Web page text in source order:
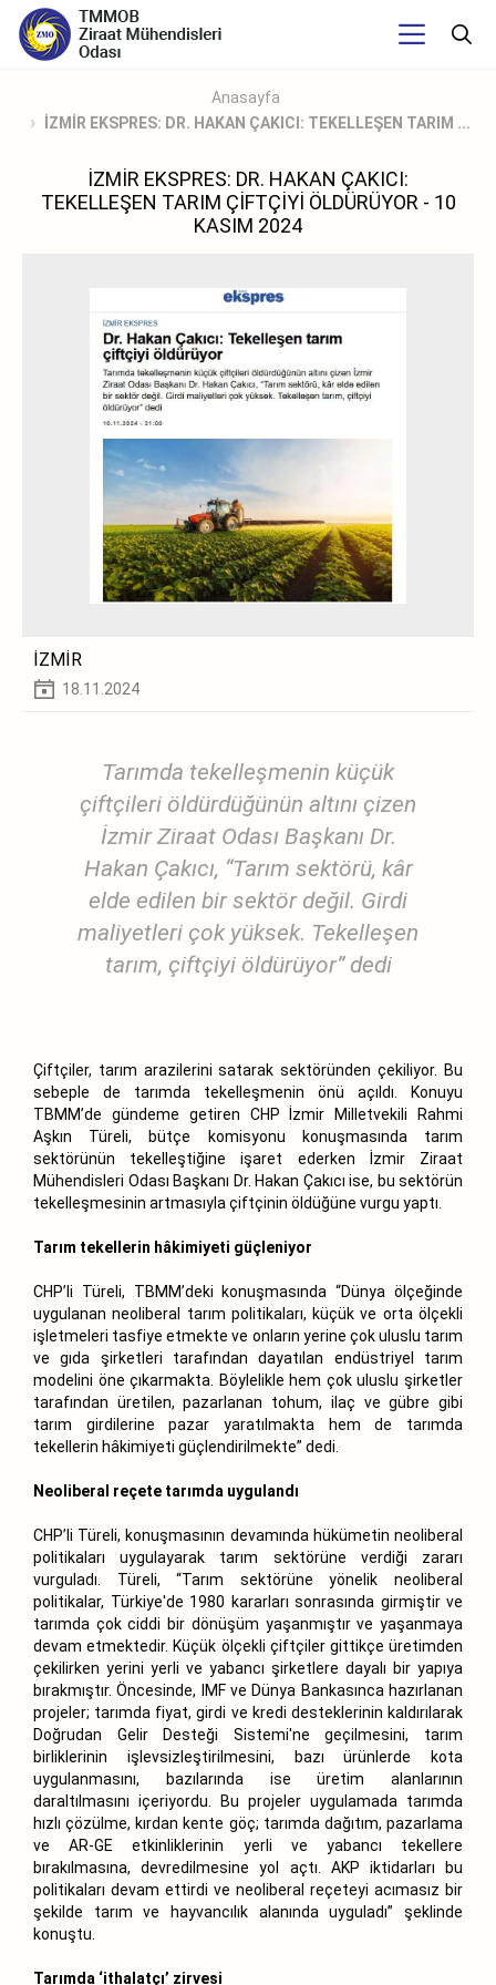
Anasayfa
İZMİR EKSPRES: DR. HAKAN ÇAKICI: TEKELLEŞEN TARIM ...
İZMİR EKSPRES: DR. HAKAN ÇAKICI:
TEKELLEŞEN TARIM ÇİFTÇİYİ ÖLDÜRÜYOR - 10
KASIM 2024
İZMİR
18.11.2024
Tarımda tekelleşmenin küçük
çiftçileri öldürdüğünün altını çizen
İzmir Ziraat Odası Başkanı Dr.
Hakan Çakıcı, “Tarım sektörü, kâr
elde edilen bir sektör değil. Girdi
maliyetleri çok yüksek. Tekelleşen
tarım, çiftçiyi öldürüyor” dedi
Çiftçiler, tarım arazilerini satarak sektöründen çekiliyor. Bu
sebeple de tarımda tekelleşmenin önü açıldı. Konuyu
TBMM’de gündeme getiren CHP İzmir Milletvekili Rahmi
Aşkın Türeli, bütçe komisyonu konuşmasında tarım
sektörünün tekelleştiğine işaret ederken İzmir Ziraat
Mühendisleri Odası Başkanı Dr. Hakan Çakıcı ise, bu sektörün
tekelleşmesinin artmasıyla çiftçinin öldüğüne vurgu yaptı.
Tarım tekellerin hâkimiyeti güçleniyor
CHP’li Türeli, TBMM’deki konuşmasında “Dünya ölçeğinde
uygulanan neoliberal tarım politikaları, küçük ve orta ölçekli
işletmeleri tasfiye etmekte ve onların yerine çok uluslu tarım
ve gıda şirketleri tarafından dayatılan endüstriyel tarım
modelini öne çıkarmakta. Böylelikle hem çok uluslu şirketler
tarafından üretilen, pazarlanan tohum, ilaç ve gübre gibi
tarım girdilerine pazar yaratılmakta hem de tarımda
tekellerin hâkimiyeti güçlendirilmekte” dedi.
Neoliberal reçete tarımda uygulandı
CHP’li Türeli, konuşmasının devamında hükümetin neoliberal
politikaları uygulayarak tarım sektörüne verdiği zararı
vurguladı. Türeli, “Tarım sektörüne yönelik neoliberal
politikalar, Türkiye'de 1980 kararları sonrasında girmiştir ve
tarımda çok ciddi bir dönüşüm yaşanmıştır ve yaşanmaya
devam etmektedir. Küçük ölçekli çiftçiler gittikçe üretimden
çekilirken yerini yerli ve yabancı şirketlere dayalı bir yapıya
bırakmıştır. Öncesinde, IMF ve Dünya Bankasınca hazırlanan
projeler; tarımda fiyat, girdi ve kredi desteklerinin kaldırılarak
Doğrudan Gelir Desteği Sistemi'ne geçilmesini, tarım
birliklerinin işlevsizleştirilmesini, bazı ürünlerde kota
uygulanmasını, bazılarında ise üretim alanlarının
daraltılmasını içeriyordu. Bu projeler uygulamada tarımda
hızlı çözülme, kırdan kente göç; tarımda dağıtım, pazarlama
ve AR-GE etkinliklerinin yerli ve yabancı tekellere
bırakılmasına, devredilmesine yol açtı. AKP iktidarları bu
politikaları devam ettirdi ve neoliberal reçeteyi acımasız bir
şekilde tarım ve hayvancılık alanında uyguladı” şeklinde
konuştu.
Tarımda ‘ithalatçı’ zirvesi